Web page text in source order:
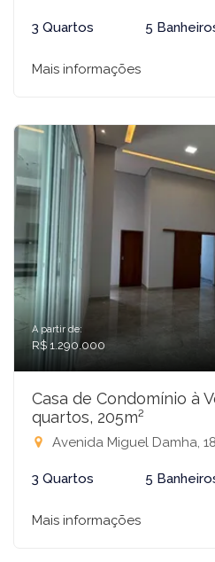
3 Quartos 5
Mais informações
A partir de:
R$ 1.290.000
Casa de Condomínio à
quartos, 205m²
Avenida Miguel Damha, 1850 -
3 Quartos 5
Mais informações